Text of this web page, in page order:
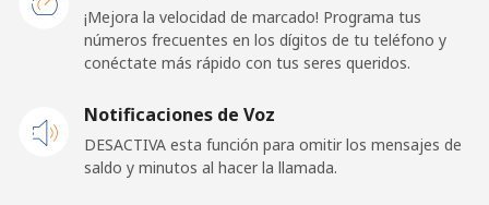
Línea fija ⁦84.5¢⁩
11 min por
⁦$10⁩
Malaysia
¡Mejora la velocidad de marcado! Programa tus
números frecuentes en los dígitos de tu teléfono y
conéctate más rápido con tus seres queridos.
Notificaciones de Voz
DESACTIVA esta función para omitir los mensajes de
saldo y minutos al hacer la llamada.